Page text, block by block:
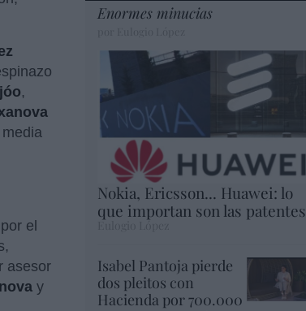
,
el
asesor
y
Enormes minucias
Nokia, Ericsson... Huawei: lo
que importan son las patentes
Eulogio López
Isabel Pantoja pierde
dos pleitos con
Hacienda por 700.000